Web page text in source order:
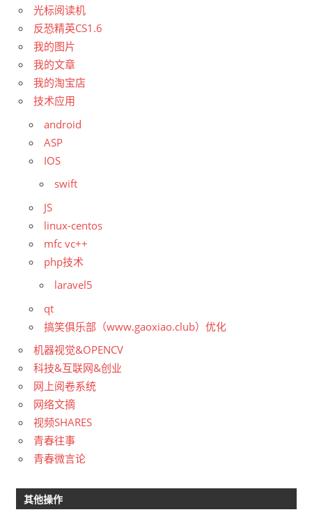
光标阅读机
反恐精英CS1.6
我的图片
我的文章
我的淘宝店
技术应用
android
ASP
IOS
swift
JS
linux-centos
mfc vc++
php技术
laravel5
qt
搞笑俱乐部（www.gaoxiao.club）优化
机器视觉&OPENCV
科技&互联网&创业
网上阅卷系统
网络文摘
视频SHARES
青春往事
青春微言论
其他操作